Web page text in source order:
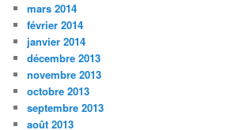
mars 2014
février 2014
janvier 2014
décembre 2013
novembre 2013
octobre 2013
septembre 2013
août 2013